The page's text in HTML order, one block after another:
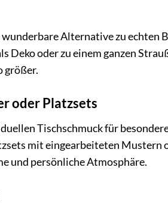
Alternative zu echten
Deko oder zu einem ganzen
größer.
oder Platzsets
Tischschmuck für
mit eingearbeiteten
und persönliche Atmosphäre.